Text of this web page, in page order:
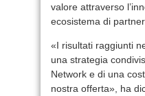
valore attraverso
ecosistema di
«I risultati raggiunti
una strategia
Network e di una
nostra offerta», ha